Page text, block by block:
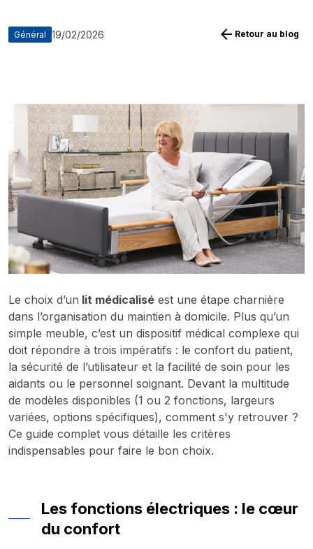
Général 19/02/2026 arrow_back Retour au blog
Le choix d’un lit médicalisé est une étape charnière
dans l’organisation du maintien à domicile. Plus qu’un
simple meuble, c’est un dispositif médical complexe qui
doit répondre à trois impératifs : le confort du patient,
la sécurité de l’utilisateur et la facilité de soin pour les
aidants ou le personnel soignant. Devant la multitude
de modèles disponibles (1 ou 2 fonctions, largeurs
variées, options spécifiques), comment s'y retrouver ?
Ce guide complet vous détaille les critères
indispensables pour faire le bon choix.
Les fonctions électriques : le cœur
du confort